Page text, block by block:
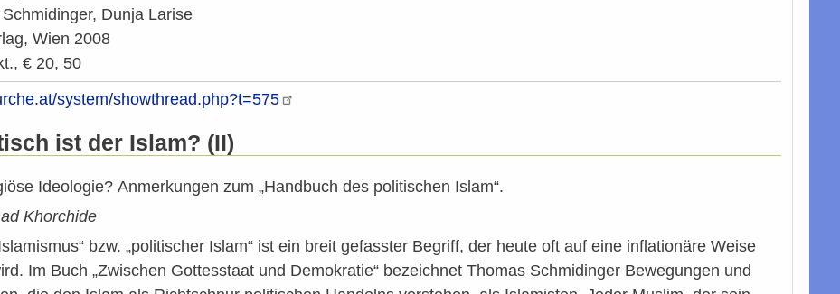
Dunja Larise
Wien 2008
€ 20, 50
system/showthread.php?t=575
ist der Islam? (II)
Ideologie? Anmerkungen zum „Handbuch des politischen Islam“.
Khorchide
bzw. „politischer Islam“ ist ein breit gefasster Begriff, der heute oft auf eine inflationäre Weise
Im Buch „Zwischen Gottesstaat und Demokratie“ bezeichnet Thomas Schmidinger Bewegungen und